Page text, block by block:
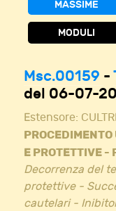
MASSIME
MODULI
Msc.00159 -
del 06-07-
Estensore:
E PROTETTIVE -
Decorrenza del
protettive -
cautelari -